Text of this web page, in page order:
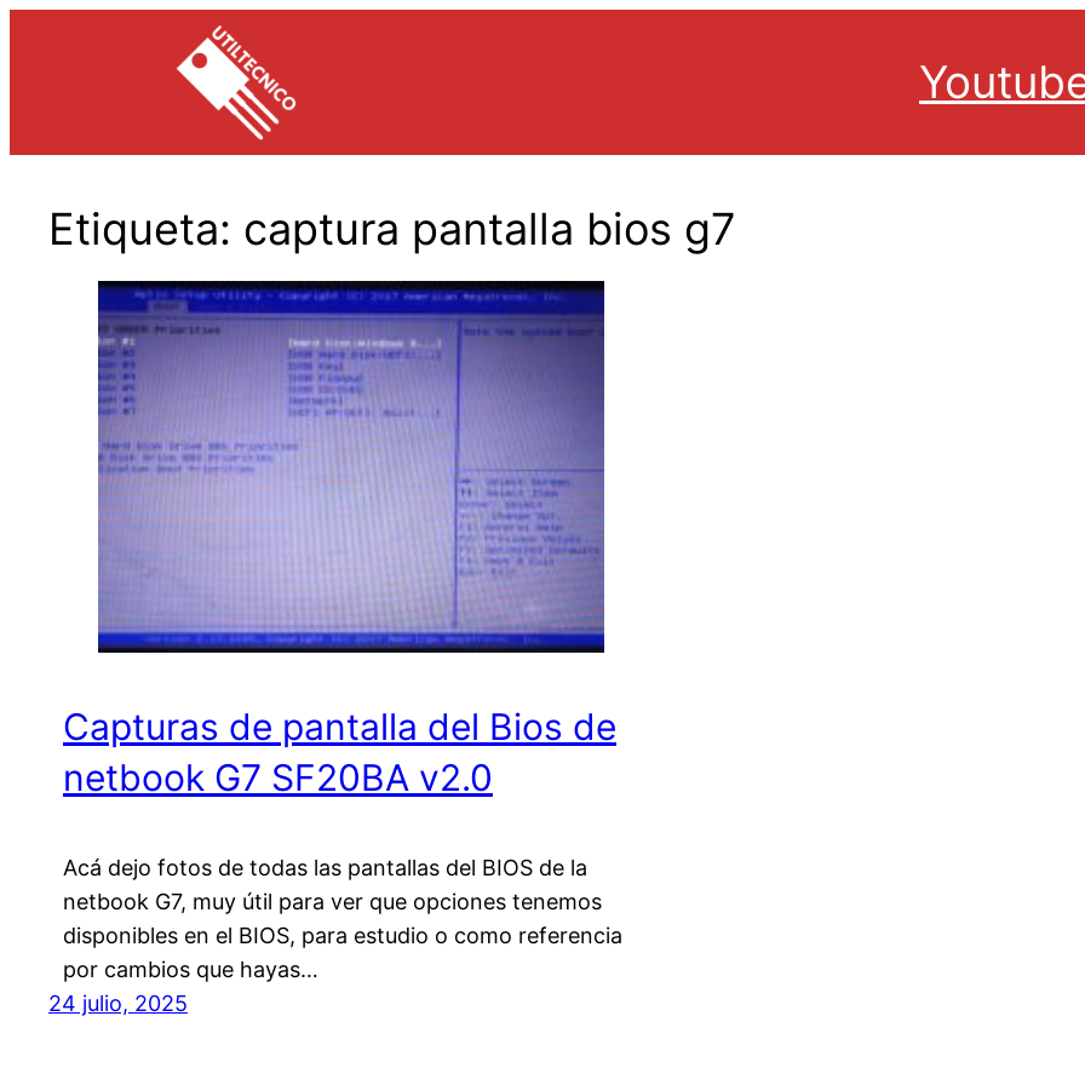
Etiqueta: captura pantalla bios g7
Capturas de pantalla del Bios de
netbook G7 SF20BA v2.0
Acá dejo fotos de todas las pantallas del BIOS de la
netbook G7, muy útil para ver que opciones tenemos
disponibles en el BIOS, para estudio o como referencia
por cambios que hayas…
24 julio, 2025